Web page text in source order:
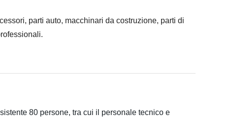
parti auto, macchinari da costruzione, parti di
80 persone, tra cui il personale tecnico e